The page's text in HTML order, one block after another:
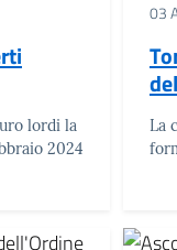
lordi la
2024
03
La